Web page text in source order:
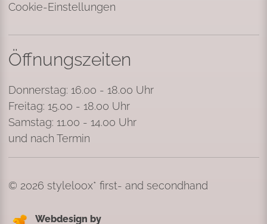
Cookie-Einstellungen
Öffnungszeiten
Donnerstag: 16.00 - 18.00 Uhr
Freitag: 15.00 - 18.00 Uhr
Samstag: 11.00 - 14.00 Uhr
und nach Termin
© 2026 styleloox* first- and secondhand
Webdesign by